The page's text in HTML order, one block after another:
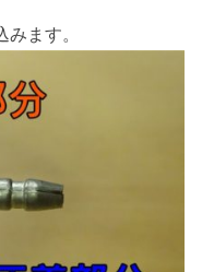
ます。